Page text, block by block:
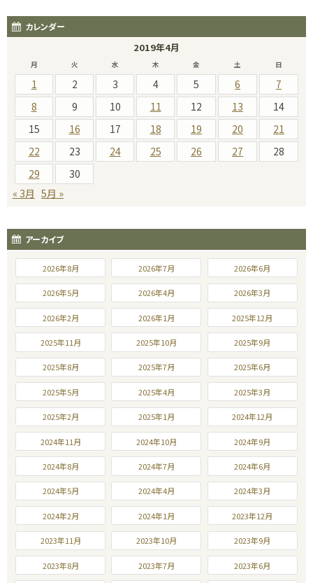
カレンダー
2019年4月
月 火 水 木 金 土 日
1 2 3 4 5 6
7
8
9 10 11 12 13
14
15
16 17 18 19 20
21
22
23 24 25 26 27
28
29
30
« 3月 5月 »
アーカイブ
2026年8月 2026年7月 2026年6月
2026年5月 2026年4月 2026年3月
2026年2月 2026年1月 2025年12月
2025年11月 2025年10月 2025年9月
2025年8月 2025年7月 2025年6月
2025年5月 2025年4月 2025年3月
2025年2月 2025年1月 2024年12月
2024年11月 2024年10月 2024年9月
2024年8月 2024年7月 2024年6月
2024年5月 2024年4月 2024年3月
2024年2月 2024年1月 2023年12月
2023年11月 2023年10月 2023年9月
2023年8月 2023年7月 2023年6月